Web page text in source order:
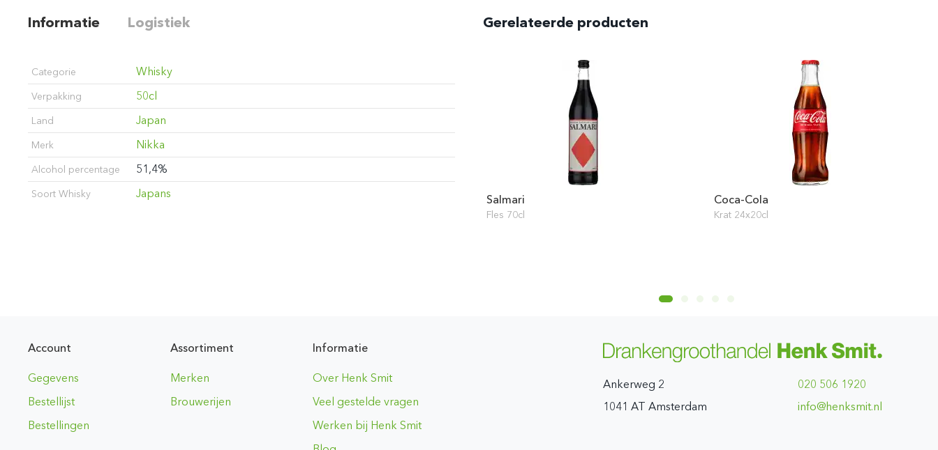
Informatie Logistiek
Categorie Whisky
Verpakking 50cl
Land Japan
Merk Nikka
Alcohol percentage 51,4%
Soort Whisky Japans
Gerelateerde producten
Salmari
Fles 70cl
Coca-Cola
Krat 24x20cl
Account
Gegevens
Bestellijst
Bestellingen
Assortiment
Merken
Brouwerijen
Informatie
Over Henk Smit
Veel gestelde vragen
Werken bij Henk Smit
Ankerweg 2
1041 AT Amsterdam
020 506 1920
ln.timskneh@ofni